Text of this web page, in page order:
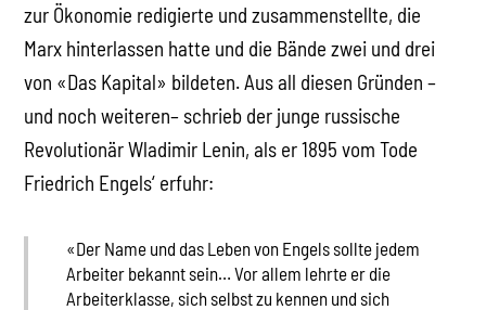
zur Ökonomie redigierte und zusammenstellte, die
Marx hinterlassen hatte und die Bände zwei und drei
von «Das Kapital» bildeten. Aus all diesen Gründen –
und noch weiteren– schrieb der junge russische
Revolutionär Wladimir Lenin, als er 1895 vom Tode
Friedrich Engels‘ erfuhr:
«Der Name und das Leben von Engels sollte jedem
Arbeiter bekannt sein… Vor allem lehrte er die
Arbeiterklasse, sich selbst zu kennen und sich